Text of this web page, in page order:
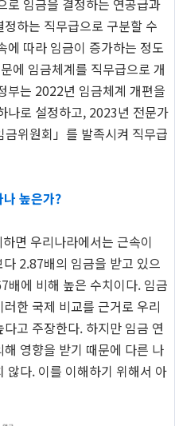
하는 직무급으로 구분할 수
에 따라 임금이 증가하는 정도
에 임금체계를 직무급으로 개
부는 2022년 임금체계 개편을
나로 설정하고, 2023년 전문가
위원회」를 발족시켜 직무급
높은가?
면 우리나라에서는 근속이
2.87배의 임금을 받고 있으
배에 비해 높은 수치이다. 임금
한 국제 비교를 근거로 우리
고 주장한다. 하지만 임금 연
영향을 받기 때문에 다른 나
않다. 이를 이해하기 위해서 아